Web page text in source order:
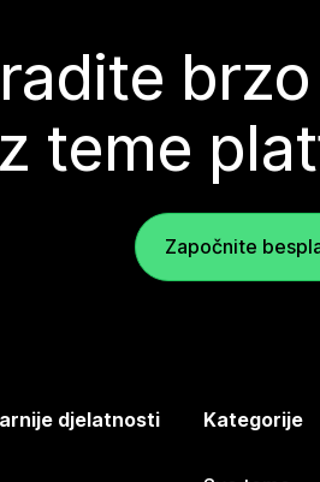
teme
Započnite
djelatnosti Kategorije